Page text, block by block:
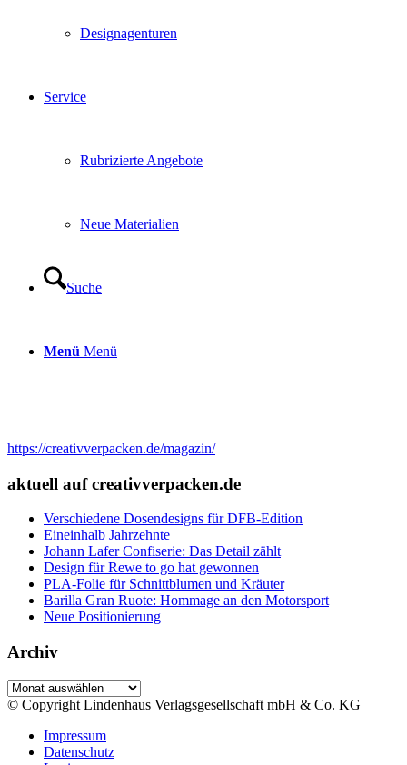
Designagenturen
Service
Rubrizierte Angebote
Neue Materialien
Suche
Menü Menü
https://creativverpacken.de/magazin/
aktuell auf creativverpacken.de
Verschiedene Dosendesigns für DFB-Edition
Eineinhalb Jahrzehnte
Johann Lafer Confiserie: Das Detail zählt
Design für Rewe to go hat gewonnen
PLA-Folie für Schnittblumen und Kräuter
Barilla Gran Ruote: Hommage an den Motorsport
Neue Positionierung
Archiv
Archiv
© Copyright Lindenhaus Verlagsgesellschaft mbH & Co. KG
Impressum
Datenschutz